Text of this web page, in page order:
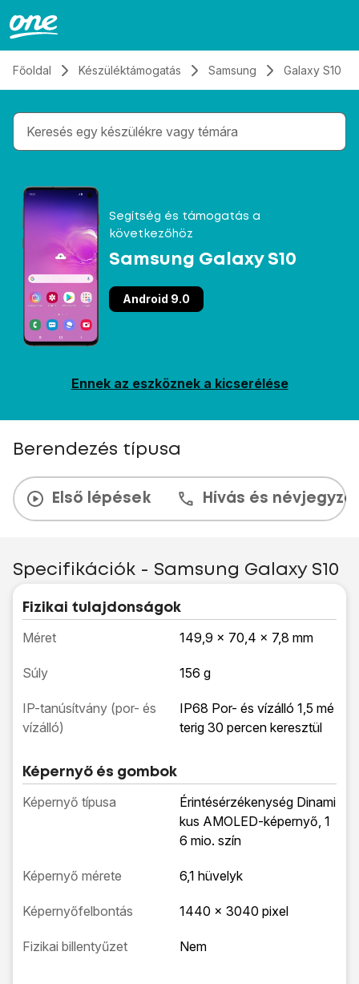
Főoldal Készüléktámogatás Samsung Galaxy S10
Gépelés közben megjelennek a keresési
Segítség és támogatás a
következőhöz
Samsung Galaxy S10
Android 9.0
Ennek az eszköznek a kicserélése
Berendezés típusa
Első lépések Hívás és
Specifikációk - Samsung Galaxy S10
Fizikai tulajdonságok
Méret 149,9 x 70,4 x 7,8 mm
Súly 156 g
IP-tanúsítvány (por- és
vízálló)
IP68 Por- és vízálló 1,5 mé
terig 30 percen keresztül
Képernyő és gombok
Képernyő típusa
Érintésérzékenység Dinami
kus AMOLED-képernyő, 1
6 mio. szín
Képernyő mérete 6,1 hüvelyk
Képernyőfelbontás 1440 x 3040 pixel
Fizikai billentyűzet Nem